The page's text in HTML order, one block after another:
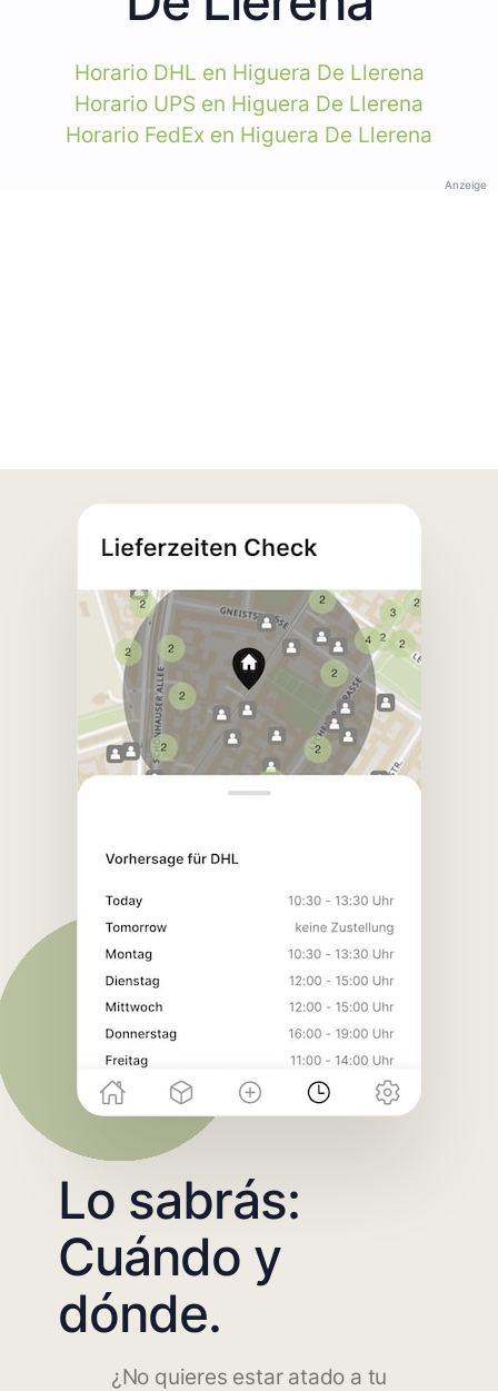
Horario DHL en Higuera De Llerena
Horario UPS en Higuera De Llerena
Horario FedEx en Higuera De Llerena
Anzeige
Lo sabrás:
Cuándo y
dónde.
¿No quieres estar atado a tu